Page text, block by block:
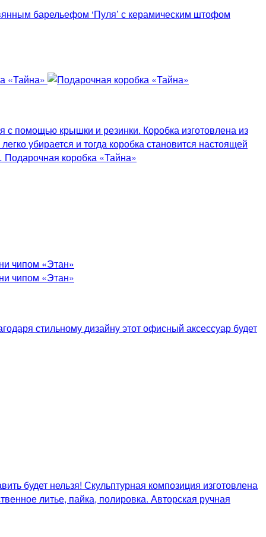
барельефом ‘Пуля’ с керамическим штофом
помощью крышки и резинки. Коробка изготовлена из
убирается и тогда коробка становится настоящей
Подарочная коробка «Тайна»
стильному дизайну этот офисный аксессуар будет
будет нельзя! Скульптурная композиция изготовлена
литье, пайка, полировка. Авторская ручная